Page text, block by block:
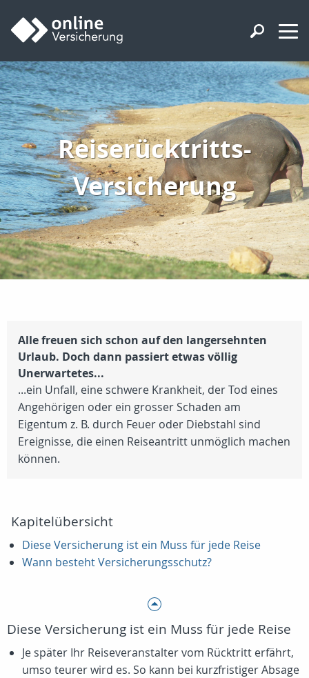
Reiserücktritts-
Versicherung
Alle freuen sich schon auf den langersehnten
Urlaub. Doch dann passiert etwas völlig
Unerwartetes...
...ein Unfall, eine schwere Krankheit, der Tod eines
Angehörigen oder ein grosser Schaden am
Eigentum z. B. durch Feuer oder Diebstahl sind
Ereignisse, die einen Reiseantritt unmöglich machen
können.
Kapitelübersicht
Diese Versicherung ist ein Muss für jede Reise
Wann besteht Versicherungsschutz?
Diese Versicherung ist ein Muss für jede Reise
Je später Ihr Reiseveranstalter vom Rücktritt erfährt,
umso teurer wird es. So kann bei kurzfristiger Absage